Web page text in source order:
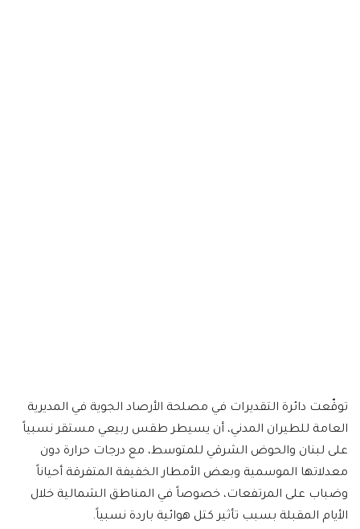
توقّعت دائرة التقديرات في مصلحة الأرصاد الجوية في المديرية
العامة للطيران المدني، أن يسيطر طقس ربيعي مستقر نسبياً
على لبنان والحوض الشرقي للمتوسط، مع درجات حرارة دون
معدلاتها الموسمية وبعض الأمطار الخفيفة المتفرقة أحياناً
وضباب على المرتفعات، خصوصاً في المناطق الشمالية خلال
الأيام المقبلة بسبب تأثير كتل هوائية باردة نسبياً.